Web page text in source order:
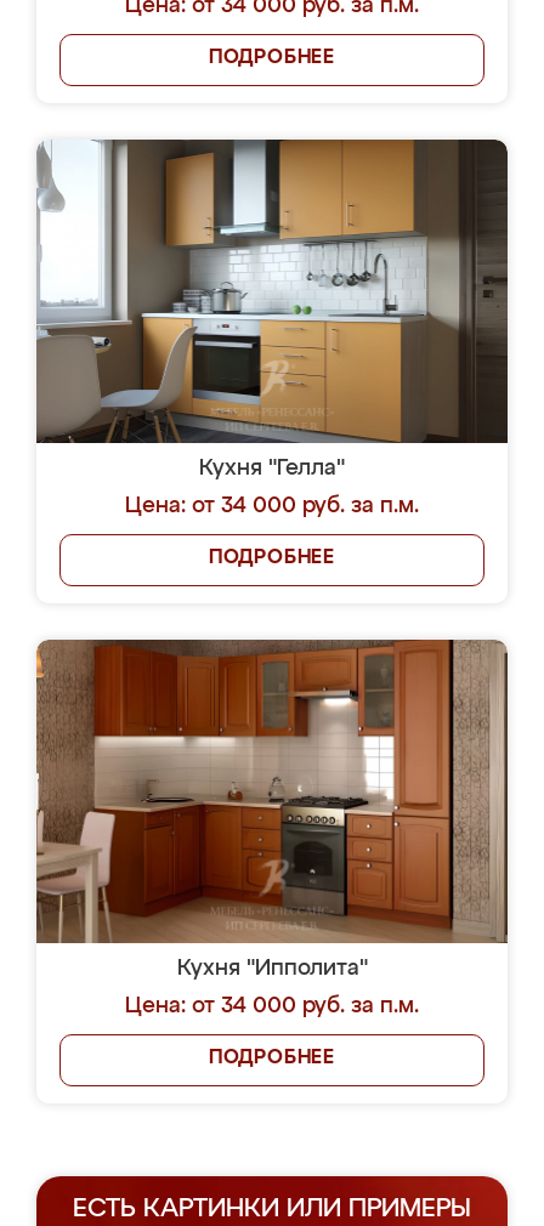
Цена: от 34 000 руб. за п.м.
ПОДРОБНЕЕ
Кухня "Гелла"
Цена: от 34 000 руб. за п.м.
ПОДРОБНЕЕ
Кухня "Ипполита"
Цена: от 34 000 руб. за п.м.
ПОДРОБНЕЕ
ЕСТЬ КАРТИНКИ ИЛИ ПРИМЕРЫ